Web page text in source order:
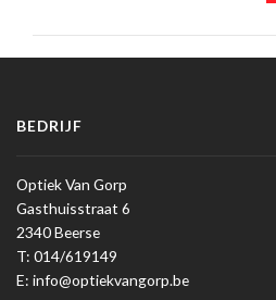
BEDRIJF
Optiek Van Gorp
Gasthuisstraat 6
2340 Beerse
T: 014/619149
E: info@optiekvangorp.be